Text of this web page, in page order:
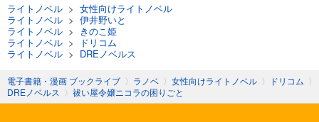
ライトノベル > 女性向けライトノベル
ライトノベル > 伊井野いと
ライトノベル >
きのこ姫
ライトノベル >
ドリコム
ライトノベル > DREノベルス
電子書籍・漫画 ブックライブ 〉 ラノベ 〉 女性向けライトノベル 〉 ドリコム 〉
DREノベルス 〉 祓い屋令嬢ニコラの困りごと